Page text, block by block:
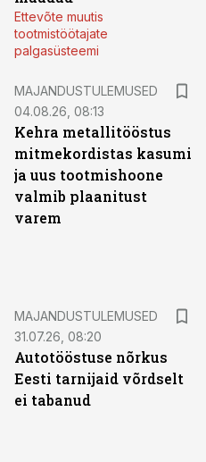
Ettevõte muutis
tootmistöötajate
palgasüsteemi
MAJANDUSTULEMUSED
04.08.26, 08:13
Kehra metallitööstus
mitmekordistas kasumi
ja uus tootmishoone
valmib plaanitust
varem
MAJANDUSTULEMUSED
31.07.26, 08:20
Autotööstuse nõrkus
Eesti tarnijaid võrdselt
ei tabanud